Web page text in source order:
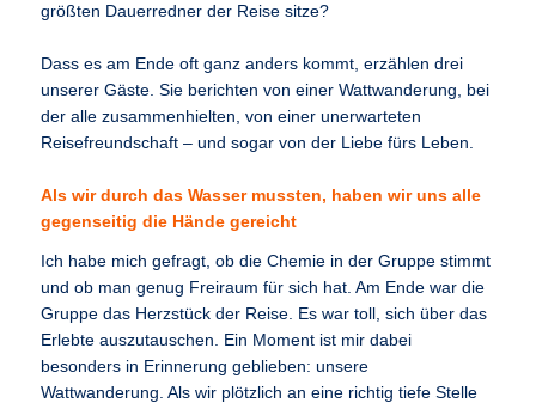
größten Dauerredner der Reise sitze?
Dass es am Ende oft ganz anders kommt, erzählen drei
unserer Gäste. Sie berichten von einer Wattwanderung, bei
der alle zusammenhielten, von einer unerwarteten
Reisefreundschaft – und sogar von der Liebe fürs Leben.
Als wir durch das Wasser mussten, haben wir uns alle
gegenseitig die Hände gereicht
Ich habe mich gefragt, ob die Chemie in der Gruppe stimmt
und ob man genug Freiraum für sich hat. Am Ende war die
Gruppe das Herzstück der Reise. Es war toll, sich über das
Erlebte auszutauschen. Ein Moment ist mir dabei
besonders in Erinnerung geblieben: unsere
Wattwanderung. Als wir plötzlich an eine richtig tiefe Stelle